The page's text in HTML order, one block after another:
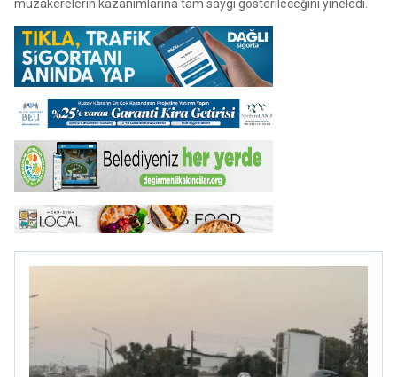
müzakerelerin kazanımlarına tam saygı gösterileceğini yineledi.